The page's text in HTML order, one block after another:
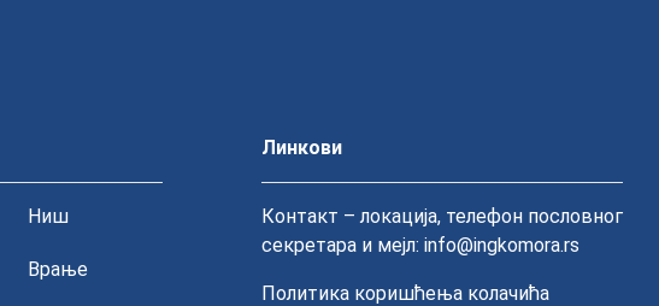
Ниш
Врање
Линкови
Контакт – локација, телефон пословног
секретара и мејл: info@ingkomora.rs
Политика коришћења колачића